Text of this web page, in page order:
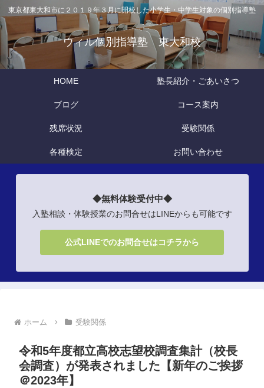
東京都東大和市に２０１９年３月に開校した小学生・中学生対象の個別指導塾
ウィル個別指導塾 東大和校
HOME 塾長紹介・ごあいさつ
ブログ コース案内
残席状況 受験関係
各種検定 お問い合わせ
◆無料体験受付中◆
入塾相談・体験授業のお問合せはLINEからも可能です
公式LINEでのお問合せはコチラから
ホーム 受験関係
令和5年度都立高校志望校調査集計（校長
会調査）が発表されました【新年のご挨拶
＠2023年】